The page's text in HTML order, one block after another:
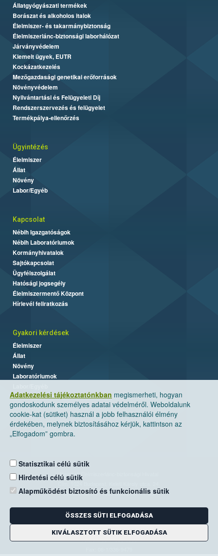
Adatkezelési tájékoztatónkban megismerheti, hogyan
gondoskodunk személyes adatai védelméről. Weboldalunk
cookie-kat (sütiket) használ a jobb felhasználói élmény
érdekében, melynek biztosításához kérjük, kattintson az
„Elfogadom” gombra.
Statisztikai célú sütik
Hirdetési célú sütik
Alapműködést biztosító és funkcionális sütik
ÖSSZES SÜTI ELFOGADÁSA
KIVÁLASZTOTT SÜTIK ELFOGADÁSA
Állatgyógyászati termékek
Borászat és alkoholos italok
Élelmiszer- és takarmánybiztonság
Élelmiszerlánc-biztonsági laborhálózat
Járványvédelem
Kiemelt ügyek, EUTR
Kockázatkezelés
Mezőgazdasági genetikai erőforrások
Növényvédelem
Nyilvántartási és Felügyeleti Díj
Rendszerszervezés és felügyelet
Termékpálya-ellenőrzés
Ügyintézés
Élelmiszer
Állat
Növény
Labor/Egyéb
Kapcsolat
Nébih Igazgatóságok
Nébih Laboratóriumok
Kormányhivatalok
Sajtókapcsolat
Ügyfélszolgálat
Hatósági jogsegély
Élelmiszermentő Központ
Hírlevél feliratkozás
Gyakori kérdések
Élelmiszer
Állat
Növény
Laboratóriumok
Nemzeti Élelmiszerlánc-biztonsági Hivatal
Levelezési cím: 1525 Budapest. Pf. 30.
E-mail:ugyfelszolgalat@nebih.gov.hu
Zöld szám: 06-80/263-244
Telefon: 06-1/ 336-9000